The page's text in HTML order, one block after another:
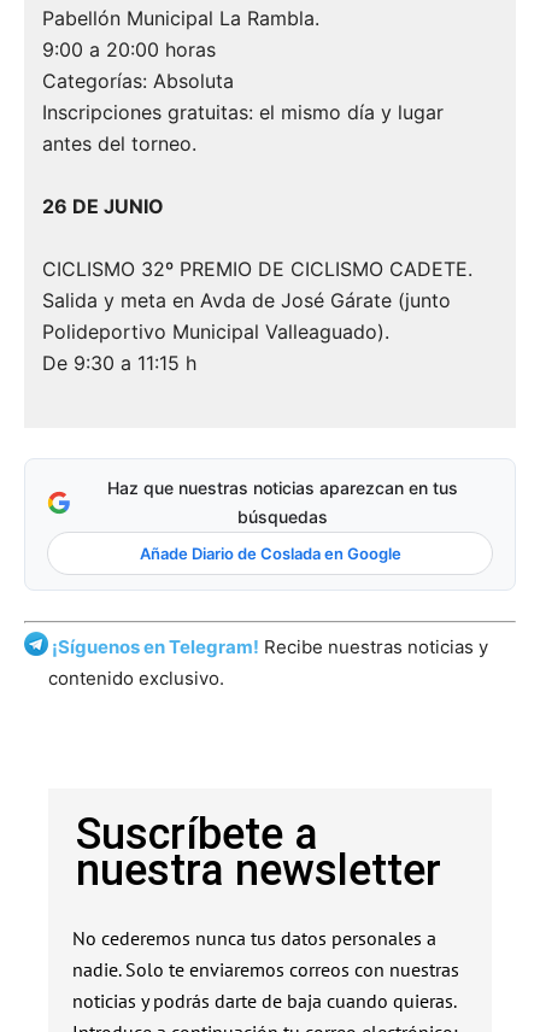
Pabellón Municipal La Rambla.
9:00 a 20:00 horas
Categorías: Absoluta
Inscripciones gratuitas: el mismo día y lugar
antes del torneo.
26 DE JUNIO
CICLISMO 32º PREMIO DE CICLISMO CADETE.
Salida y meta en Avda de José Gárate (junto
Polideportivo Municipal Valleaguado).
De 9:30 a 11:15 h
Haz que nuestras noticias aparezcan en tus
búsquedas
Añade Diario de Coslada en Google
¡Síguenos en Telegram! Recibe nuestras noticias y
contenido exclusivo.
Suscríbete a
nuestra newsletter
No cederemos nunca tus datos personales a
nadie. Solo te enviaremos correos con nuestras
noticias y podrás darte de baja cuando quieras.